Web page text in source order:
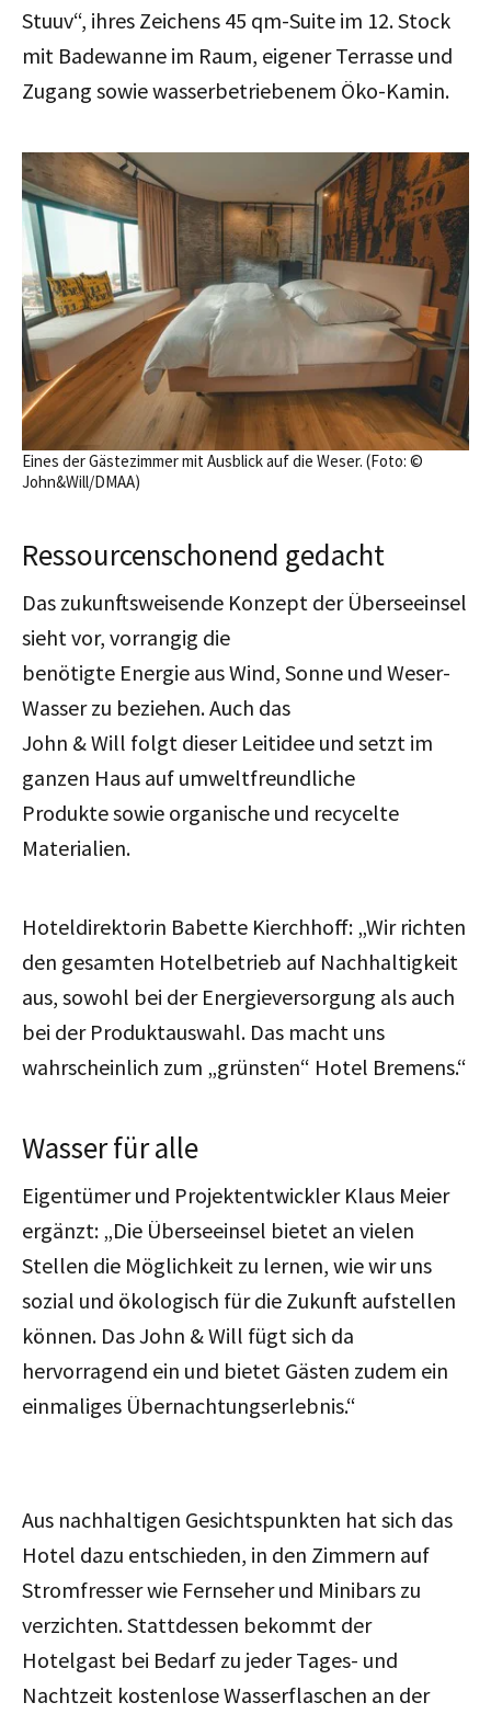
Stuuv“, ihres Zeichens 45 qm-Suite im 12. Stock
mit Badewanne im Raum, eigener Terrasse und
Zugang sowie wasserbetriebenem Öko-Kamin.
Eines der Gästezimmer mit Ausblick auf die Weser. (Foto: ©
John&Will/DMAA)
Ressourcenschonend gedacht
Das zukunftsweisende Konzept der Überseeinsel
sieht vor, vorrangig die
benötigte Energie aus Wind, Sonne und Weser-
Wasser zu beziehen. Auch das
John & Will folgt dieser Leitidee und setzt im
ganzen Haus auf umweltfreundliche
Produkte sowie organische und recycelte
Materialien.
Hoteldirektorin Babette Kierchhoff: „Wir richten
den gesamten Hotelbetrieb auf Nachhaltigkeit
aus, sowohl bei der Energieversorgung als auch
bei der Produktauswahl. Das macht uns
wahrscheinlich zum „grünsten“ Hotel Bremens.“
Wasser für alle
Eigentümer und Projektentwickler Klaus Meier
ergänzt: „Die Überseeinsel bietet an vielen
Stellen die Möglichkeit zu lernen, wie wir uns
sozial und ökologisch für die Zukunft aufstellen
können. Das John & Will fügt sich da
hervorragend ein und bietet Gästen zudem ein
einmaliges Übernachtungserlebnis.“
Aus nachhaltigen Gesichtspunkten hat sich das
Hotel dazu entschieden, in den Zimmern auf
Stromfresser wie Fernseher und Minibars zu
verzichten. Stattdessen bekommt der
Hotelgast bei Bedarf zu jeder Tages- und
Nachtzeit kostenlose Wasserflaschen an der